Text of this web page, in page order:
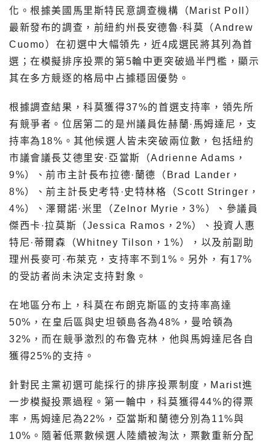
化。根據美國馬里斯特民意調查機構（Marist Poll）
最新發布的調查，前紐約州長安德魯·科莫（Andrew
Cuomo）在初選中大幅領先，近4成選民將其列為首
選；在模擬排序投票的第5輪中更突破過半門檻，顯示
其在多方競逐的格局中占據穩固優勢。
根據調查結果，科莫獲得37%的首選支持率，領先所
有競爭者。位居第二的是州議員佐赫蘭·馬姆達尼，支
持率為18%。其他候選人皆未突破兩位數，包括紐約
市議會議長艾德里安·亞當斯（Adrienne Adams，
9%）、前市主計長布拉德·蘭德（Brad Lander，
8%）、前主計長史考特·史特林格（Scott Stringer，
4%）、澤爾諾·米里（Zelnor Myrie，3%）、參議員
傑西卡·拉莫斯（Jessica Ramos，2%）、投資人惠
特尼·蒂爾森（Whitney Tilson，1%），以及前副助
理州長麥可·布萊克，支持率不到1%。另外，有17%
的受訪者尚未決定支持對象。
在地區分布上，科莫在布朗克斯區的支持率高達
50%，在皇后區與史坦頓島各為48%，曼哈頓為
32%，而在競爭激烈的布魯克林，他與馬姆達尼各自
獲得25%的支持。
針對民主黨初選可能採行的排序投票制度，Marist進
一步模擬投票過程。第一輪中，科莫獲得44%的得票
率，馬姆達尼為22%，亞當斯和蘭德分別為11%與
10%。隨著低票數候選人陸續被淘汰，票數重新分配